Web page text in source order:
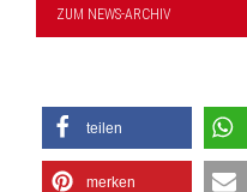
ZUM NEWS-ARCHIV
teilen
merken